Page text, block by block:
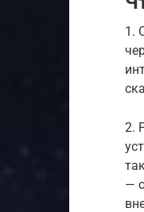
1.
2.
—